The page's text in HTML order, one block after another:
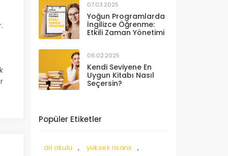
07.03.2025
Yoğun Programlarda
İngilizce Öğrenme:
Etkili Zaman Yönetimi
06.02.2025
Kendi Seviyene En
Uygun Kitabı Nasıl
Seçersin?
Popüler Etiketler
dil okulu , yüksek lisans ,